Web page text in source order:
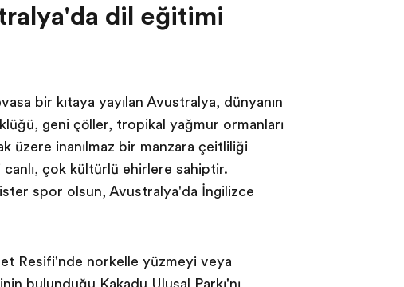
dil eğitimi
bir kıtaya yayılan Avustralya, dünyanın
geniş çöller, tropikal yağmur ormanları
üzere inanılmaz bir manzara çeşitliliği
çok kültürlü şehirlere sahiptir.
spor olsun, Avustralya'da İngilizce
Resifi'nde şnorkelle yüzmeyi veya
bulunduğu Kakadu Ulusal Parkı'nı